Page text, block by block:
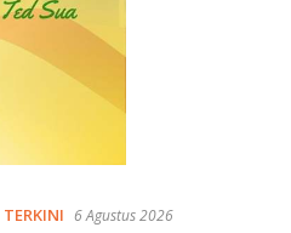
TERKINI 6 Agustus 2026